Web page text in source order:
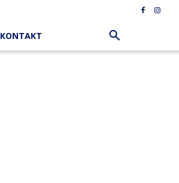
KONTAKT